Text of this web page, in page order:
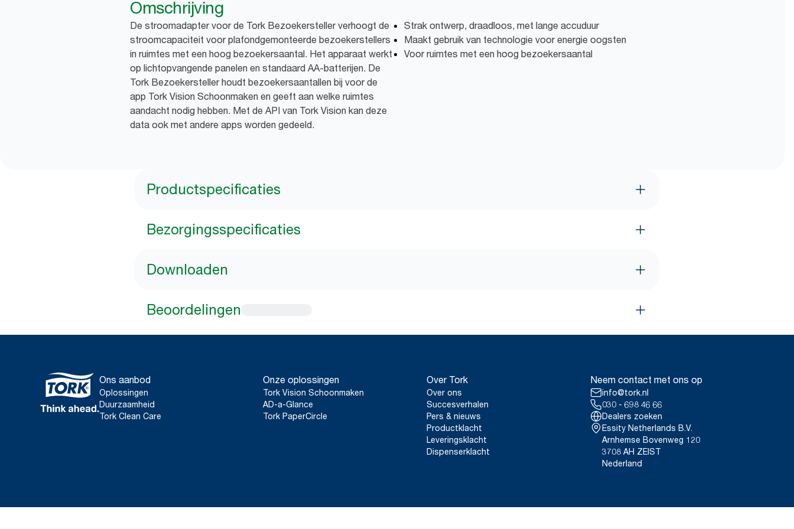
Omschrijving
De stroomadapter voor de Tork Bezoekersteller verhoogt de
stroomcapaciteit voor plafondgemonteerde bezoekerstellers
in ruimtes met een hoog bezoekersaantal. Het apparaat werkt
op lichtopvangende panelen en standaard AA-batterijen. De
Tork Bezoekersteller houdt bezoekersaantallen bij voor de
app Tork Vision Schoonmaken en geeft aan welke ruimtes
aandacht nodig hebben. Met de API van Tork Vision kan deze
data ook met andere apps worden gedeeld.
Strak ontwerp, draadloos, met lange accuduur
Maakt gebruik van technologie voor energie oogsten
Voor ruimtes met een hoog bezoekersaantal
Productspecificaties
Bezorgingsspecificaties
Downloaden
Beoordelingen
Ons aanbod
Oplossingen
Duurzaamheid
Tork Clean Care
Onze oplossingen
Tork Vision Schoonmaken
AD-a-Glance
Tork PaperCircle
Over Tork
Over ons
Succesverhalen
Pers & nieuws
Productklacht
Leveringsklacht
Dispenserklacht
Neem contact met ons op
info@tork.nl
030 - 698 46 66
Dealers zoeken
Essity Netherlands B.V.
Arnhemse Bovenweg 120
3708 AH ZEIST
Nederland